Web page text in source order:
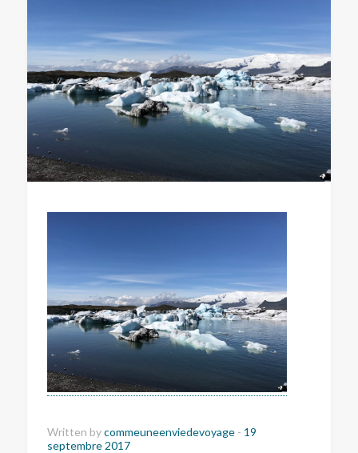
Written bycommeuneenviedevoyage - 19
septembre 2017